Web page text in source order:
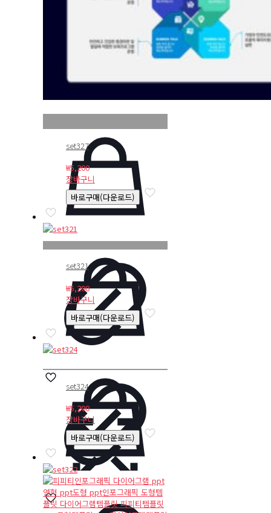
set327
₩5,200
장바구니
바로구매(다운로드)
set321
₩5,200
장바구니
바로구매(다운로드)
set324
₩5,200
장바구니
바로구매(다운로드)